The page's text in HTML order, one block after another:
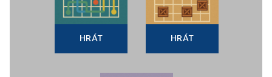
HRÁT HRÁT